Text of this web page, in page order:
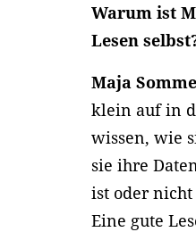
Warum ist
Lesen
Maja
klein auf in
wissen, wie
sie ihre
ist oder
Eine gute